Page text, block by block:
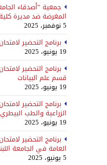
جمعية “أصدقاء
المغرضة ضد مديرة
5 نوفمبر، 2025
برنامج التحضير
19 يونيو، 2025
برنامج التحضير
قسم علم البيانات
19 يونيو، 2025
برنامج التحضير
الزراعية والطب البيطري
19 يونيو، 2025
برنامج التحضير
العامة في الجامعة
5 يونيو، 2025